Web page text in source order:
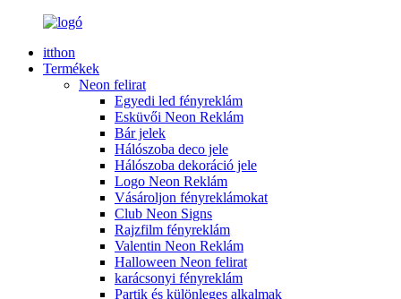
itthon
Termékek
Neon felirat
Egyedi led fényreklám
Esküvői Neon Reklám
Bár jelek
Hálószoba deco jele
Hálószoba dekoráció jele
Logo Neon Reklám
Vásároljon fényreklámokat
Club Neon Signs
Rajzfilm fényreklám
Valentin Neon Reklám
Halloween Neon felirat
karácsonyi fényreklám
Partik és különleges alkalmak